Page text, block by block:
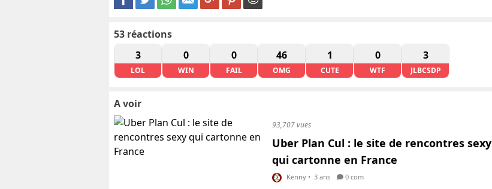
53 réactions
3
LOL
0
WIN
0
FAIL
46
OMG
1
CUTE
0
WTF
3
JLBCSDP
A voir
93,707 vues
Uber Plan Cul : le site de rencontres sexy
qui cartonne en France
Kenny • 3 ans 0 com